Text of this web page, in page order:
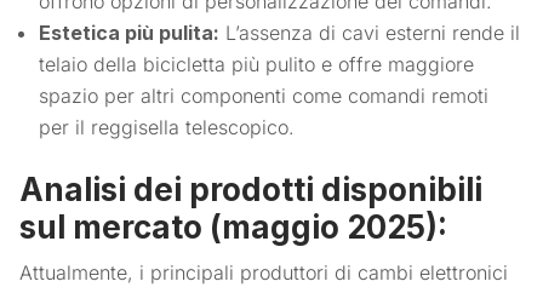
Estetica più pulita: L’assenza di cavi esterni rende il
telaio della bicicletta più pulito e offre maggiore
spazio per altri componenti come comandi remoti
per il reggisella telescopico.
Analisi dei prodotti disponibili
sul mercato (maggio 2025):
Attualmente, i principali produttori di cambi elettronici